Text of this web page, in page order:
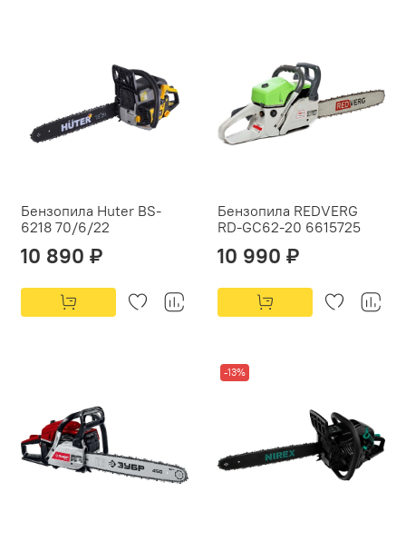
Бензопила Huter BS-
6218 70/6/22
10 890 ₽
Бензопила REDVERG
RD-GC62-20 6615725
10 990 ₽
-13%